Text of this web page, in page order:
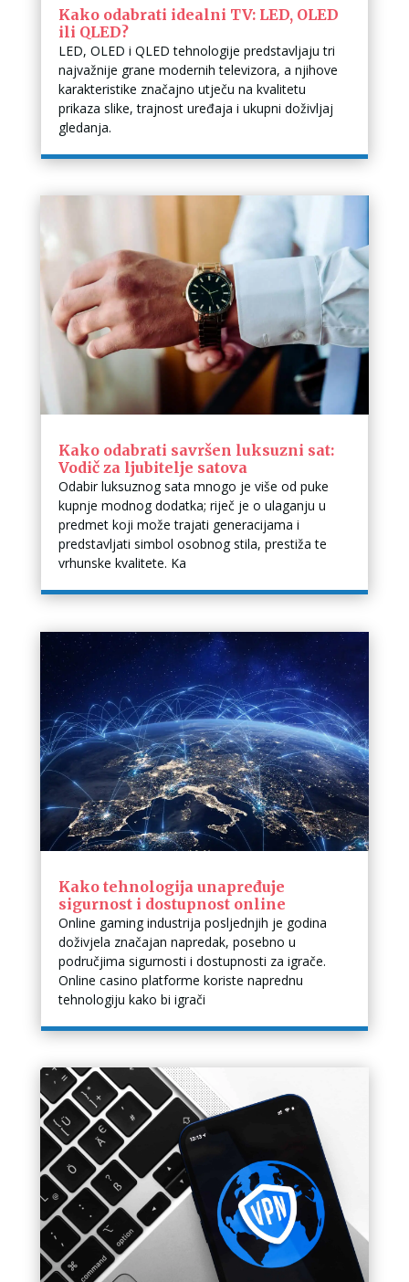
Kako odabrati idealni TV: LED, OLED
ili QLED?
LED, OLED i QLED tehnologije predstavljaju tri
najvažnije grane modernih televizora, a njihove
karakteristike značajno utječu na kvalitetu
prikaza slike, trajnost uređaja i ukupni doživljaj
gledanja.
Kako odabrati savršen luksuzni sat:
Vodič za ljubitelje satova
Odabir luksuznog sata mnogo je više od puke
kupnje modnog dodatka; riječ je o ulaganju u
predmet koji može trajati generacijama i
predstavljati simbol osobnog stila, prestiža te
vrhunske kvalitete. Ka
Kako tehnologija unapređuje
sigurnost i dostupnost online
Online gaming industrija posljednjih je godina
doživjela značajan napredak, posebno u
područjima sigurnosti i dostupnosti za igrače.
Online casino platforme koriste naprednu
tehnologiju kako bi igrači